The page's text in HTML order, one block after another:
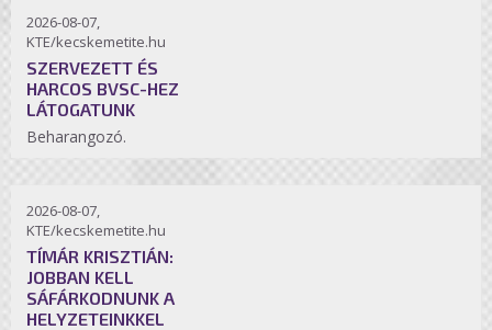
2026-08-07,
KTE/kecskemetite.hu
SZERVEZETT ÉS
HARCOS BVSC-HEZ
LÁTOGATUNK
Beharangozó.
2026-08-07,
KTE/kecskemetite.hu
TÍMÁR KRISZTIÁN:
JOBBAN KELL
SÁFÁRKODNUNK A
HELYZETEINKKEL